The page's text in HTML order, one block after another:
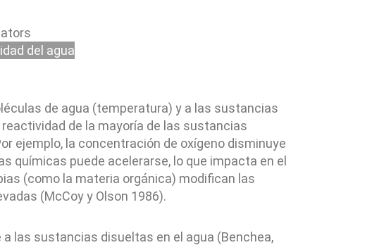
del agua
de agua (temperatura) y a las sustancias
de la mayoría de las sustancias
ejemplo, la concentración de oxígeno disminuye
químicas puede acelerarse, lo que impacta en el
(como la materia orgánica) modifican las
(McCoy y Olson 1986).
las sustancias disueltas en el agua (Benchea,